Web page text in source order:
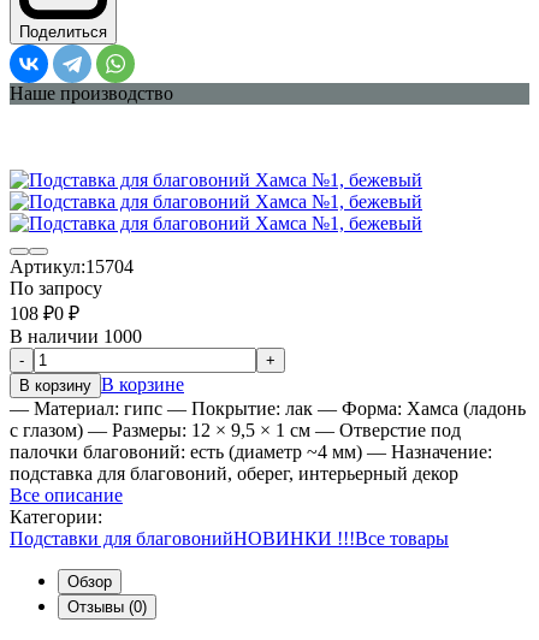
Поделиться
Наше производство
Артикул:15704
По запросу
108 ₽0 ₽
В наличии 1000
-
+
В корзину В корзине
— Материал: гипс — Покрытие: лак — Форма: Хамса (ладонь
с глазом) — Размеры: 12 × 9,5 × 1 см — Отверстие под
палочки благовоний: есть (диаметр ~4 мм) — Назначение:
подставка для благовоний, оберег, интерьерный декор
Все описание
Категории:
Подставки для благовонийНОВИНКИ !!!Все товары
Обзор
Отзывы (0)